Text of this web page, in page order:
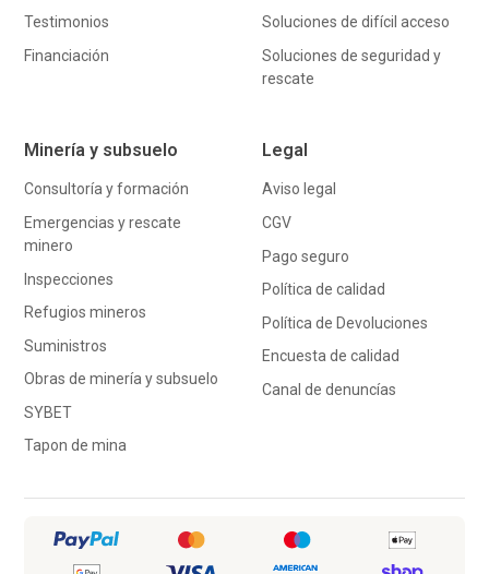
Testimonios
Financiación
Soluciones de difícil acceso
Soluciones de seguridad y
rescate
Minería y subsuelo
Consultoría y formación
Emergencias y rescate
minero
Inspecciones
Refugios mineros
Suministros
Obras de minería y subsuelo
SYBET
Tapon de mina
Legal
Aviso legal
CGV
Pago seguro
Política de calidad
Política de Devoluciones
Encuesta de calidad
Canal de denuncías